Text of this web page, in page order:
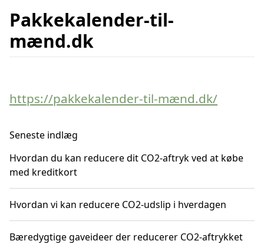
Pakkekalender-til-
mænd.dk
https://pakkekalender-til-mænd.dk/
Seneste indlæg
Hvordan du kan reducere dit CO2-aftryk ved at købe
med kreditkort
Hvordan vi kan reducere CO2-udslip i hverdagen
Bæredygtige gaveideer der reducerer CO2-aftrykket